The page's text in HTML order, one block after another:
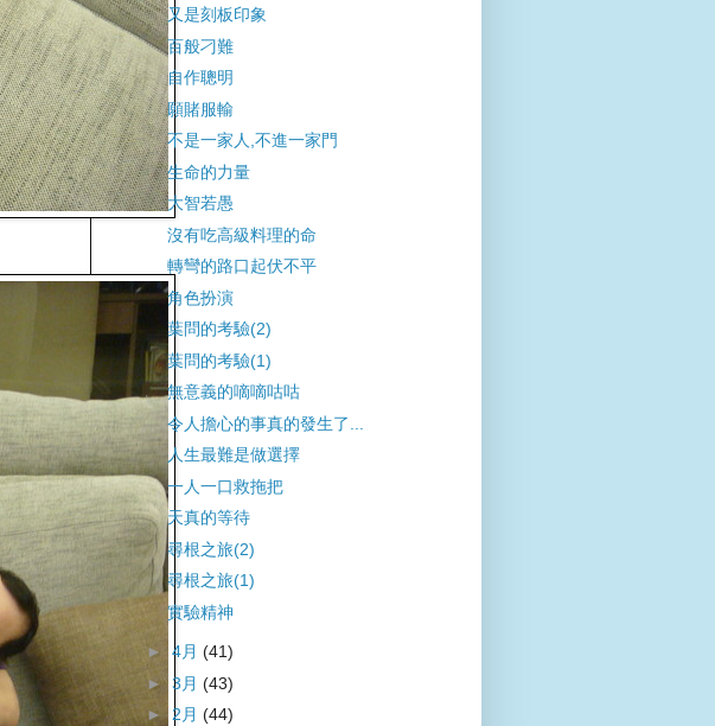
又是刻板印象
百般刁難
自作聰明
願賭服輸
不是一家人,不進一家門
生命的力量
大智若愚
沒有吃高級料理的命
轉彎的路口起伏不平
角色扮演
葉問的考驗(2)
葉問的考驗(1)
無意義的嘀嘀咕咕
令人擔心的事真的發生了...
人生最難是做選擇
一人一口救拖把
天真的等待
尋根之旅(2)
尋根之旅(1)
實驗精神
► 4月 (41)
► 3月 (43)
► 2月 (44)